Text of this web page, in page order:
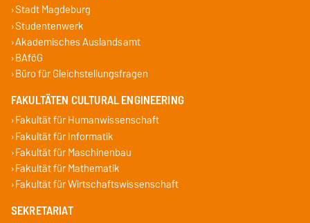
Stadt Magdeburg
Studentenwerk
Akademisches Auslandsamt
BAföG
Büro für Gleichstellungsfragen
FAKULTÄTEN CULTURAL ENGINEERING
Fakultät für Humanwissenschaft
Fakultät für Informatik
Fakultät für Maschinenbau
Fakultät für Mathematik
Fakultät für Wirtschaftswissenschaft
SEKRETARIAT